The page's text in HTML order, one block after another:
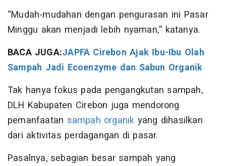
“Mudah-mudahan dengan pengurasan ini Pasar
Minggu akan menjadi lebih nyaman,” katanya.
BACA JUGA:JAPFA Cirebon Ajak Ibu-Ibu Olah
Sampah Jadi Ecoenzyme dan Sabun Organik
Tak hanya fokus pada pengangkutan sampah,
DLH Kabupaten Cirebon juga mendorong
pemanfaatan sampah organik yang dihasilkan
dari aktivitas perdagangan di pasar.
Pasalnya, sebagian besar sampah yang